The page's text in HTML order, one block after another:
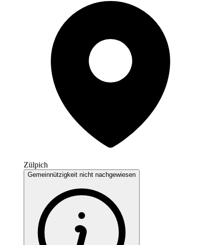
Zülpich
Gemeinnützigkeit nicht nachgewiesen